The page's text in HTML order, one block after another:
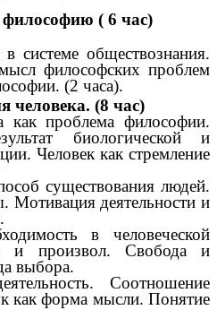
философию ( 6 час)
системе обществознания.
философских проблем
(2 часа).
человека. (8 час)
как проблема философии.
биологической и
Человек как стремление
существования людей.
Мотивация деятельности и
в человеческой
и произвол. Свобода и
выбора.
Соотношение
как форма мысли. Понятие